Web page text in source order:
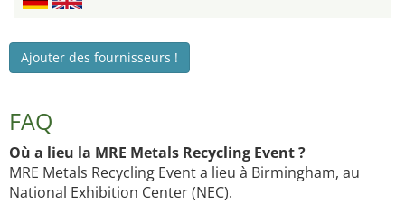
Ajouter des fournisseurs !
FAQ
Où a lieu la MRE Metals Recycling Event ?
MRE Metals Recycling Event a lieu à Birmingham, au
National Exhibition Center (NEC).